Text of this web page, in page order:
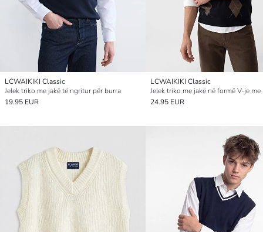
LCWAIKIKI Classic
Jelek triko me jakë të ngritur për burra
19.95 EUR
LCWAIKIKI Classic
24.95 EUR